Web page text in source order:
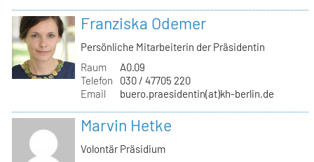
Franziska Odemer
Persönliche Mitarbeiterin der Präsidentin
Raum
A0.09
Telefon
030 / 47705 220
Email
buero.praesidentin(at)kh-berlin.de
Marvin Hetke
Volontär Präsidium